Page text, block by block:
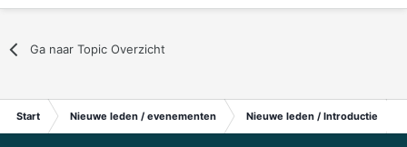
Ga naar Topic Overzicht
Start Nieuwe leden / evenementen Nieuwe leden / Introductie